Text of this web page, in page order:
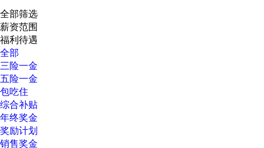
全部筛选
薪资范围
福利待遇
全部
三险一金
五险一金
包吃住
综合补贴
年终奖金
奖励计划
销售奖金